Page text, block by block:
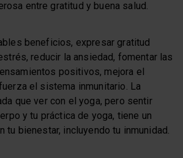
entre gratitud y buena salud.
beneficios, expresar gratitud
reducir la ansiedad, fomentar las
positivos, mejora el
el sistema inmunitario. La
que ver con el yoga, pero sentir
y tu práctica de yoga, tiene un
tu bienestar, incluyendo tu inmunidad.